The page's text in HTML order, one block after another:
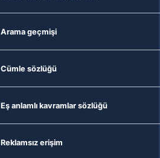
Arama geçmişi
Cümle sözlüğü
Eş anlamlı kavramlar sözlüğü
Reklamsız erişim